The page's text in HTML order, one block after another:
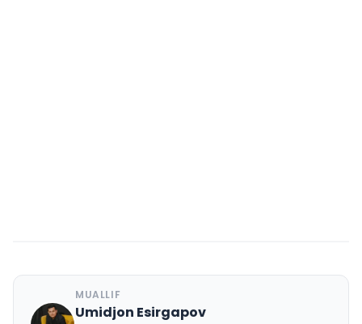
MUALLIF
Umidjon Esirgapov